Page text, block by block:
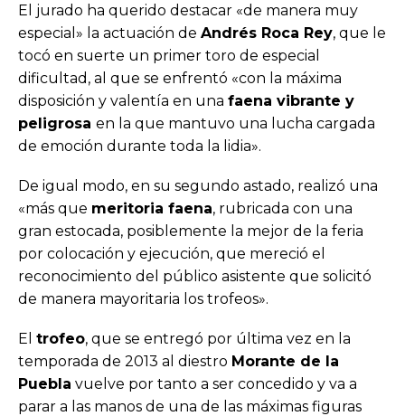
El jurado ha querido destacar «de manera muy
especial» la actuación de Andrés Roca Rey, que le
tocó en suerte un primer toro de especial
dificultad, al que se enfrentó «con la máxima
disposición y valentía en una faena vibrante y
peligrosa en la que mantuvo una lucha cargada
de emoción durante toda la lidia».
De igual modo, en su segundo astado, realizó una
«más que meritoria faena, rubricada con una
gran estocada, posiblemente la mejor de la feria
por colocación y ejecución, que mereció el
reconocimiento del público asistente que solicitó
de manera mayoritaria los trofeos».
El trofeo, que se entregó por última vez en la
temporada de 2013 al diestro Morante de la
Puebla vuelve por tanto a ser concedido y va a
parar a las manos de una de las máximas figuras